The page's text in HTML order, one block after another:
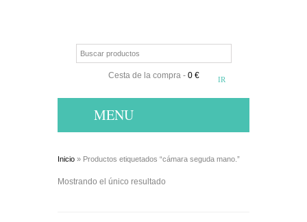
Cesta de la compra- 0 €
MENU
Inicio » Productos etiquetados “cámara seguda mano.”
Mostrando el único resultado